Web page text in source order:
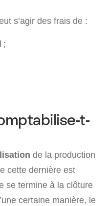
s’agir des frais de :
;
t-
de la production
cette dernière est
se termine à la clôture
certaine manière, le